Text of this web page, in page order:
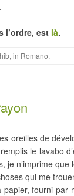
.
l’ordre, est là.
, in Romano.
oreilles de
le lavabo
je n’imprime que
qui me
papier, fourni par